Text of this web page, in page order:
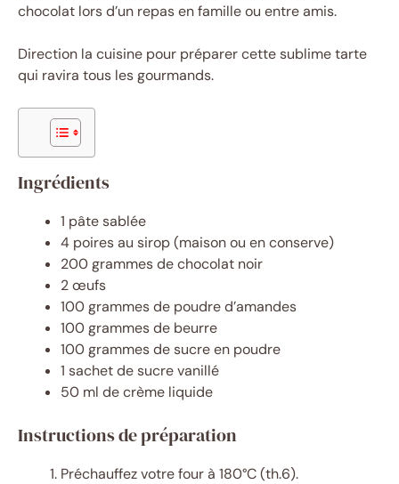
chocolat lors d’un repas en famille ou entre amis.
Direction la cuisine pour préparer cette sublime tarte
qui ravira tous les gourmands.
Ingrédients
1 pâte sablée
4 poires au sirop (maison ou en conserve)
200 grammes de chocolat noir
2 œufs
100 grammes de poudre d’amandes
100 grammes de beurre
100 grammes de sucre en poudre
1 sachet de sucre vanillé
50 ml de crème liquide
Instructions de préparation
Préchauffez votre four à 180°C (th.6).